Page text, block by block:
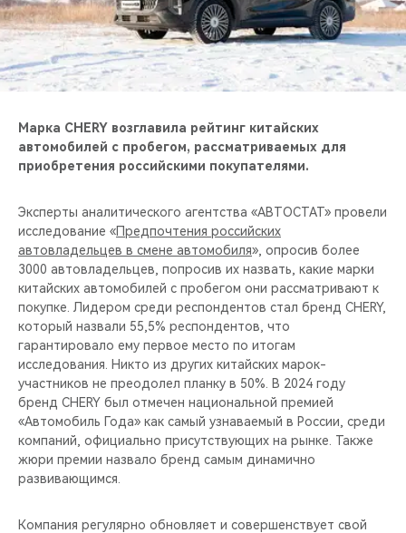
CHERY И СПОРТ
НАШИ МЕРОПРИЯТИЯ
ВИДЕООБЗОРЫ
Марка CHERY возглавила рейтинг китайских
автомобилей с пробегом, рассматриваемых для
приобретения российскими покупателями.
Эксперты аналитического агентства «АВТОСТАТ» провели
исследование «Предпочтения российских
автовладельцев в смене автомобиля», опросив более
3000 автовладельцев, попросив их назвать, какие марки
китайских автомобилей с пробегом они рассматривают к
покупке. Лидером среди респондентов стал бренд CHERY,
который назвали 55,5% респондентов, что
гарантировало ему первое место по итогам
исследования. Никто из других китайских марок-
участников не преодолел планку в 50%. В 2024 году
бренд CHERY был отмечен национальной премией
«Автомобиль Года» как самый узнаваемый в России, среди
компаний, официально присутствующих на рынке. Также
жюри премии назвало бренд самым динамично
развивающимся.
Компания регулярно обновляет и совершенствует свой